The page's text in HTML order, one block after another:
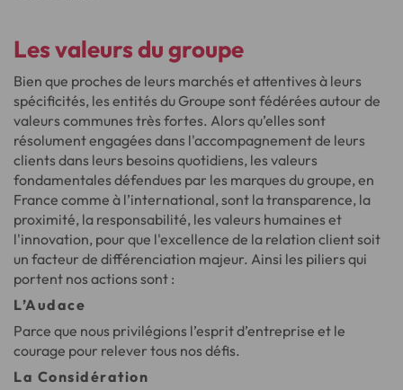
Les valeursdu groupe
Bien que proches de leurs marchés et attentives à leurs
spécificités, les entités du Groupe sont fédérées autour de
valeurs communes très fortes. Alors qu’elles sont
résolument engagées dans l'accompagnement de leurs
clients dans leurs besoins quotidiens, les valeurs
fondamentales défendues par les marques du groupe, en
France comme à l’international, sont la transparence, la
proximité, la responsabilité, les valeurs humaines et
l'innovation, pour que l'excellence de la relation client soit
un facteur de différenciation majeur. Ainsi les piliers qui
portent nos actions sont :
L’Audace
Parce que nous privilégions l’esprit d’entreprise et le
courage pour relever tous nos défis.
La Considération